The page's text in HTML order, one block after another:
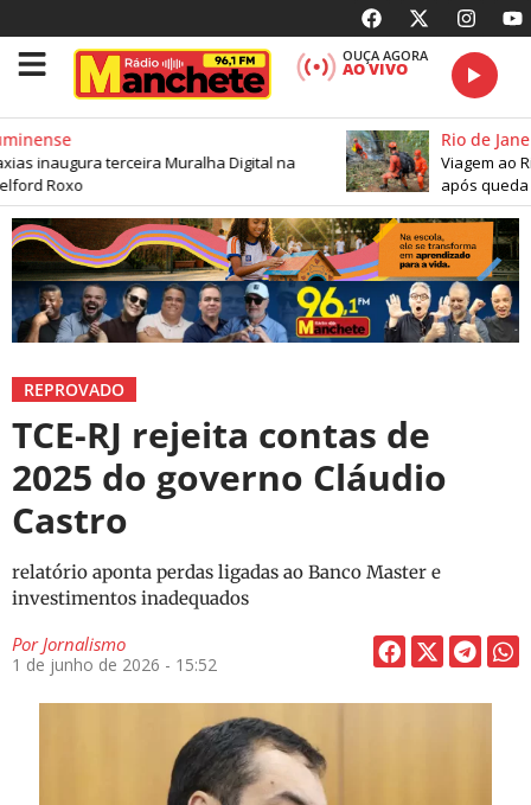
OUÇA AGORA
AO VIVO
inaugura terceira Muralha Digital na
Roxo
Rio de
Viagem ao
após queda
REPROVADO
TCE-RJ rejeita contas de
2025 do governo Cláudio
Castro
relatório aponta perdas ligadas ao Banco Master e
investimentos inadequados
PorJornalismo
1 de junho de 2026 - 15:52